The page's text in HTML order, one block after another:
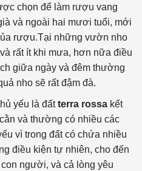
chọn để làm rượu vang
và ngoài hai mươi tuổi, mới
rượu.Tại những vườn nho
rất ít khi mưa, hơn nữa điều
giữa ngày và đêm thường
nho sẽ rất đậm đà.
yếu là đấtterra rossa kết
và thường có nhiều các
vì trong đất có chứa nhiều
điều kiện tự nhiên, cho đến
người, và cả lòng yêu